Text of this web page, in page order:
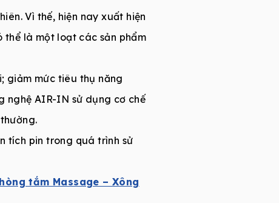
Vì thế, hiện nay xuất hiện
là một loạt các sản phẩm
giảm mức tiêu thụ năng
nghệ AIR-IN sử dụng cơ chế
tích pin trong quá trình sử
tắm Massage – Xông